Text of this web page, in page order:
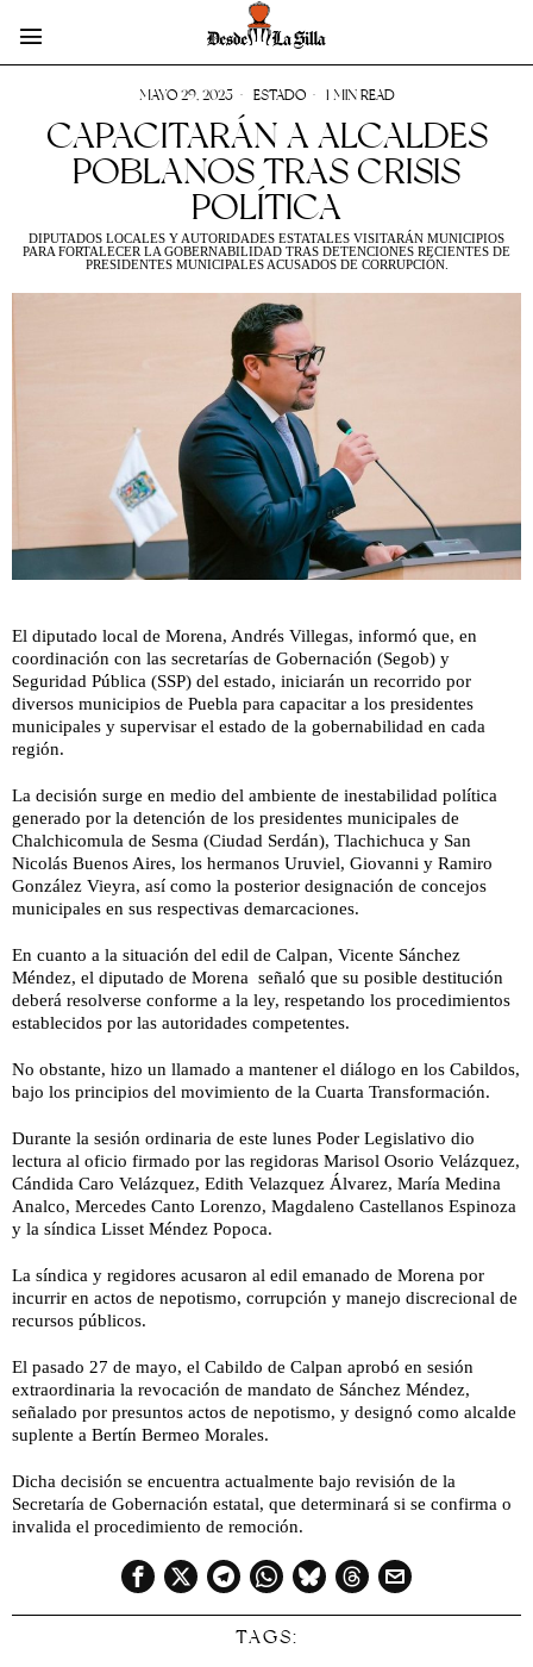
MAYO 29, 2025 ESTADO 1 MIN READ
CAPACITARÁN A ALCALDES
POBLANOS TRAS CRISIS
POLÍTICA
DIPUTADOS LOCALES Y AUTORIDADES ESTATALES VISITARÁN MUNICIPIOS
PARA FORTALECER LA GOBERNABILIDAD TRAS DETENCIONES RECIENTES DE
PRESIDENTES MUNICIPALES ACUSADOS DE CORRUPCIÓN.
El diputado local de Morena, Andrés Villegas, informó que, en
coordinación con las secretarías de Gobernación (Segob) y
Seguridad Pública (SSP) del estado, iniciarán un recorrido por
diversos municipios de Puebla para capacitar a los presidentes
municipales y supervisar el estado de la gobernabilidad en cada
región.
La decisión surge en medio del ambiente de inestabilidad política
generado por la detención de los presidentes municipales de
Chalchicomula de Sesma (Ciudad Serdán), Tlachichuca y San
Nicolás Buenos Aires, los hermanos Uruviel, Giovanni y Ramiro
González Vieyra, así como la posterior designación de concejos
municipales en sus respectivas demarcaciones.
En cuanto a la situación del edil de Calpan, Vicente Sánchez
Méndez, el diputado de Morena señaló que su posible destitución
deberá resolverse conforme a la ley, respetando los procedimientos
establecidos por las autoridades competentes.
No obstante, hizo un llamado a mantener el diálogo en los Cabildos,
bajo los principios del movimiento de la Cuarta Transformación.
Durante la sesión ordinaria de este lunes Poder Legislativo dio
lectura al oficio firmado por las regidoras Marisol Osorio Velázquez,
Cándida Caro Velázquez, Edith Velazquez Álvarez, María Medina
Analco, Mercedes Canto Lorenzo, Magdaleno Castellanos Espinoza
y la síndica Lisset Méndez Popoca.
La síndica y regidores acusaron al edil emanado de Morena por
incurrir en actos de nepotismo, corrupción y manejo discrecional de
recursos públicos.
El pasado 27 de mayo, el Cabildo de Calpan aprobó en sesión
extraordinaria la revocación de mandato de Sánchez Méndez,
señalado por presuntos actos de nepotismo, y designó como alcalde
suplente a Bertín Bermeo Morales.
Dicha decisión se encuentra actualmente bajo revisión de la
Secretaría de Gobernación estatal, que determinará si se confirma o
invalida el procedimiento de remoción.
TAGS: